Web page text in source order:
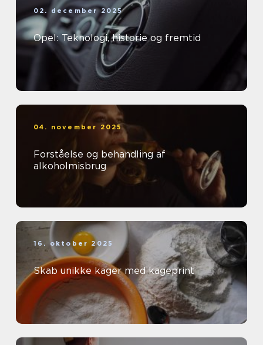
02. december 2025
Opel: Teknologi, historie og fremtid
04. november 2025
Forståelse og behandling af
alkoholmisbrug
16. oktober 2025
Skab unikke kager med kageprint